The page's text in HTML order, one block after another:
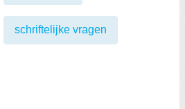
schriftelijke vragen